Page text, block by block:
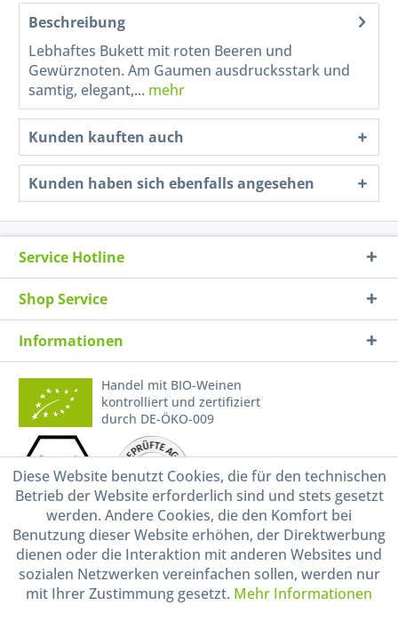
Beschreibung
Lebhaftes Bukett mit roten Beeren und
Gewürznoten. Am Gaumen ausdrucksstark und
samtig, elegant,... mehr
Kunden kauften auch
Kunden haben sich ebenfalls angesehen
Service Hotline
Shop Service
Informationen
Handel mit BIO-Weinen
kontrolliert und zertifiziert
durch DE-ÖKO-009
* Alle Preise inkl. gesetzl. Mehrwertsteuer zzgl.Versandkostenund ggf.
Nachnahmegebühren, wenn nicht anders beschrieben
Widerruf erklären
Diese Website benutzt Cookies, die für den technischen
Betrieb der Website erforderlich sind und stets gesetzt
werden. Andere Cookies, die den Komfort bei
Benutzung dieser Website erhöhen, der Direktwerbung
dienen oder die Interaktion mit anderen Websites und
sozialen Netzwerken vereinfachen sollen, werden nur
mit Ihrer Zustimmung gesetzt. Mehr Informationen